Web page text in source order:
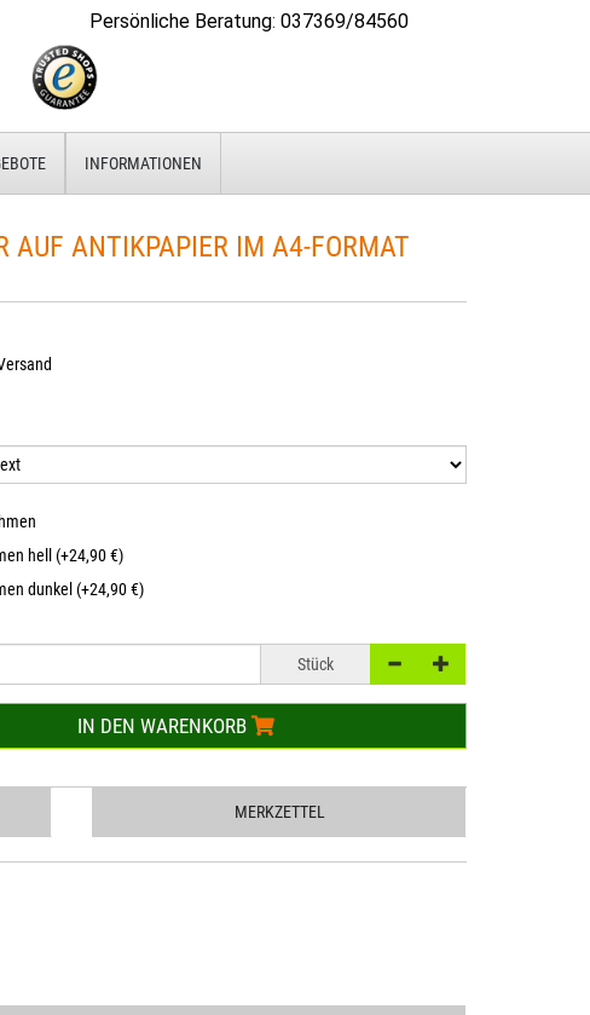
Persönliche Beratung: 037369/84560
INFORMATIONEN
AUF ANTIKPAPIER IM A4-FORMAT
hell (+24,90 €)
dunkel (+24,90 €)
Stück
IN DEN WARENKORB
MERKZETTEL